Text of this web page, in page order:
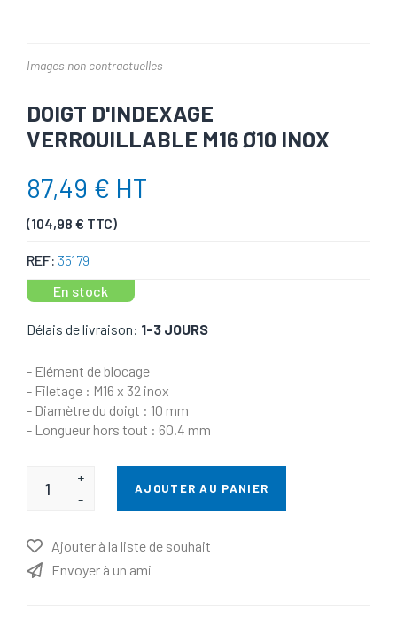
Images non contractuelles
DOIGT D'INDEXAGE
VERROUILLABLE M16 Ø10 INOX
87,49 € HT
(104,98 € TTC)
REF: 35179
En stock
Délais de livraison: 1-3 JOURS
- Elément de blocage
- Filetage : M16 x 32 inox
- Diamètre du doigt : 10 mm
- Longueur hors tout : 60.4 mm
+
-
AJOUTER AU PANIER
Ajouter à la liste de souhait
Envoyer à un ami